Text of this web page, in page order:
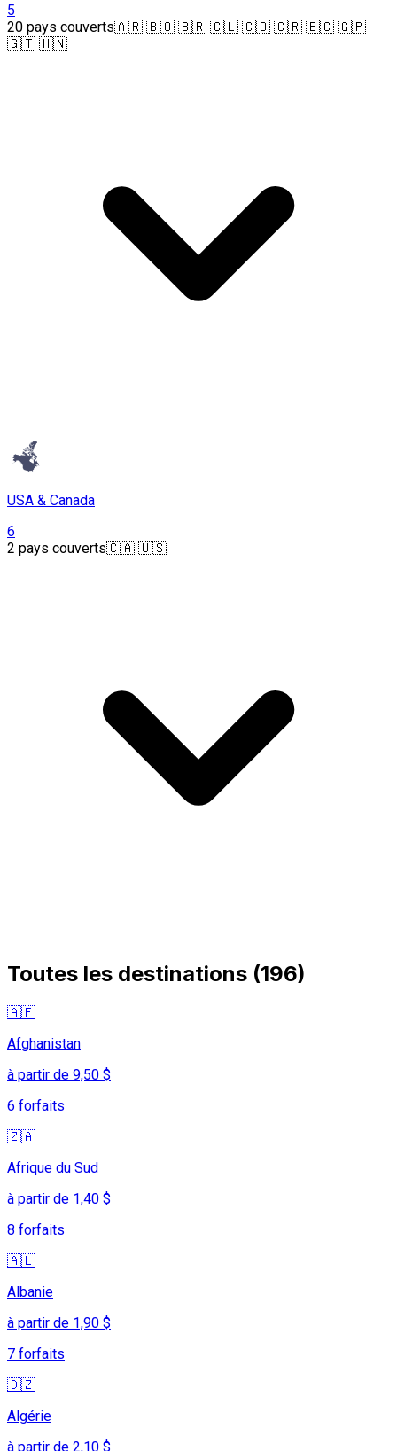
5
20 pays couverts🇦🇷 🇧🇴 🇧🇷 🇨🇱 🇨🇴 🇨🇷 🇪🇨 🇬🇵
🇬🇹 🇭🇳
USA & Canada
6
2 pays couverts🇨🇦 🇺🇸
Toutes les destinations (196)
🇦🇫
Afghanistan
à partir de 9,50 $
6 forfaits
🇿🇦
Afrique du Sud
à partir de 1,40 $
8 forfaits
🇦🇱
Albanie
à partir de 1,90 $
7 forfaits
🇩🇿
Algérie
à partir de 2,10 $